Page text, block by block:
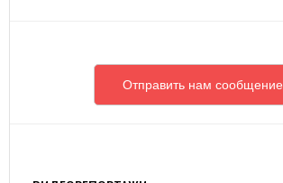
Отправить нам сообщение